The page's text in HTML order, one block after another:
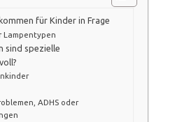
für Kinder in Frage
Lampentypen
sind spezielle
ADHS oder